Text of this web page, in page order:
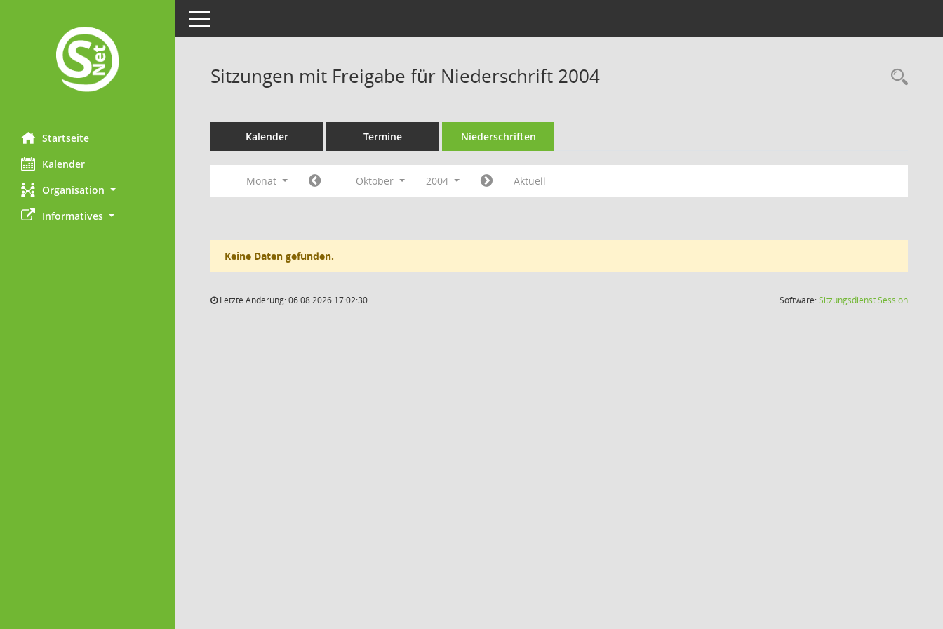
Startseite
Kalender
Organisation
Informatives
Toggle navigation
Sitzungen mit Freigabe für Niederschrift 2004
Kalender Termine Niederschriften
Monat Oktober 2004 Aktuell
Keine Daten gefunden.
Letzte Änderung: 06.08.2026 17:02:30 Software:SitzungsdienstSession(Wird in